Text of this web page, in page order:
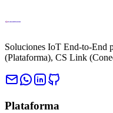
Soluciones IoT End-to-End
(Plataforma), CS Link
Plataforma